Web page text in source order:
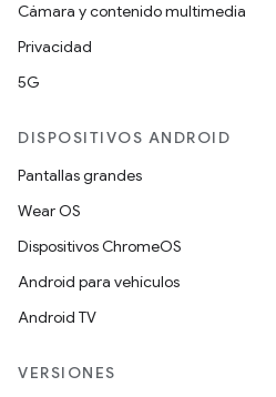
Cámara y contenido multimedia
Privacidad
5G
DISPOSITIVOS ANDROID
Pantallas grandes
Wear OS
Dispositivos ChromeOS
Android para vehículos
Android TV
VERSIONES